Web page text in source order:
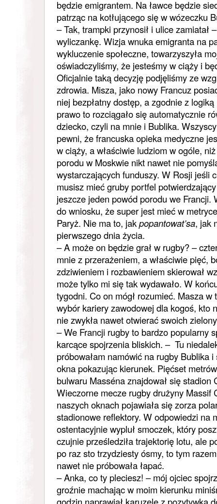
będzie emigrantem. Na ławce będzie
patrząc na kotłującego się w wózeczku
– Tak, trampki przynosił i ulice zamiatał
wyliczankę. Wizja wnuka emigranta na
wykluczenie społeczne, towarzyszyła
oświadczyliśmy, że jesteśmy w ciąży i
Oficjalnie taką decyzję podjęliśmy ze
zdrowia. Misza, jako nowy Francuz
niej bezpłatny dostęp, a zgodnie z
prawo to rozciągało się automatycznie
dziecko, czyli na mnie i Bublika.
pewni, że francuska opieka medyczne
w ciąży, a właściwie ludziom w ogóle,
porodu w Moskwie nikt nawet nie
wystarczających funduszy. W Rosji jeśli
musisz mieć gruby portfel
jeszcze jeden powód porodu we Francji.
do wniosku, że super jest mieć w
Paryż. Nie ma to, jakpopantowat’sa, jak
pierwszego dnia życia.
– A może on będzie grał w rugby? –
mnie z przerażeniem, a właściwie pięć,
zdziwieniem i rozbawieniem skierował
może tylko mi się tak wydawało. W
tygodni. Co on mógł rozumieć. Masza w
wybór kariery zawodowej dla kogoś, kto
nie zwykła nawet otwierać swoich
– We Francji rugby to bardzo popularny
karcące spojrzenia bliskich. – Tu
próbowałam namówić na rugby Bublika i
okna pokazując kierunek. Pięćset
bulwaru Masséna znajdował się stadion
Wieczorne mecze rugby drużyny Massif
naszych oknach pojawiała się zorza
stadionowe reflektory. W odpowiedzi na
ostentacyjnie wypluł smoczek, który
czujnie prześledziła trajektorię lotu, ale
po raz sto trzydziesty ósmy, to tym
nawet nie próbowała łapać.
– Anka, co ty pleciesz! – mój ojciec
groźnie machając w moim kierunku